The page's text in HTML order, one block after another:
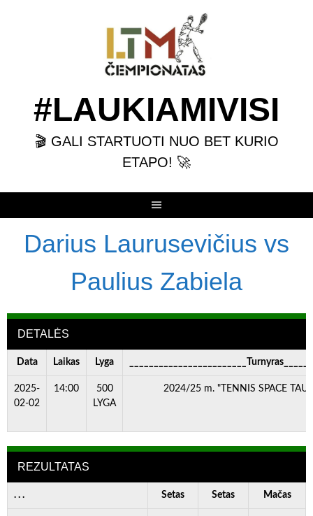
#LAUKIAMIVISI
🎬 GALI STARTUOTI NUO BET KURIO
ETAPO! 🚀
Darius Laurusevičius vs
Paulius Zabiela
DETALĖS
Data Laikas Lyga
2025-
02-02
14:00
500
LYGA
2024/25 m. "TENNIS SPACE
REZULTATAS
. . . Setas Setas Mačas